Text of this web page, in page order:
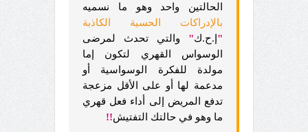
الحالتين واحد وهو ما نسميه
بالإدراكات الحسية الكاذبة
" إ.ح.ك" والتي تحدث لمرضى
الوسواس القهري لتكون إما
مولدة للفكرة الوسواسية أو
مدعمة لها أو على الأقل مزعجة
تدفع المريض إلى أداء فعل قهري
ما وهو في حالتك التفتيش!!